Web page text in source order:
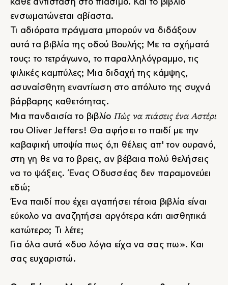
κάθε αντίσταση στο πιάσιμο. Και το βιβλίο
ενσωματώνεται αβίαστα.
Τι αδιόρατα πράγματα μπορούν να διδάξουν
αυτά τα βιβλία της οδού Βουλής; Με τα σχήματά
τους: το τετράγωνο, το παραλληλόγραμμο, τις
φιλικές καμπύλες; Μια διδαχή της κάμψης,
ασυναίσθητη εναντίωση στο απόλυτο της συχνά
βάρβαρης καθετότητας.
Μια πανδαισία το βιβλίοΠώς να πιάσεις ένα Αστέρι
του Oliver Jeffers! Θα αφήσει το παιδί με την
καβαφική υποψία πως ό,τι θέλεις απ' τον ουρανό,
στη γη θε να το βρεις, αν βέβαια πολύ θελήσεις
να το ψάξεις. Ένας Οδυσσέας δεν παραμονεύει
εδώ;
Ένα παιδί που έχει αγαπήσει τέτοια βιβλία είναι
εύκολο να αναζητήσει αργότερα κάτι αισθητικά
κατώτερο; Τι λέτε;
Για όλα αυτά «δυο λόγια είχα να σας πω». Και
σας ευχαριστώ.